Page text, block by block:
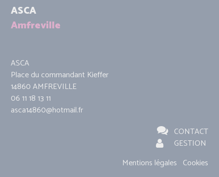
ASCA
Amfreville
ASCA
Place du commandant Kieffer
14860 AMFREVILLE
06 11 18 13 11
asca14860@hotmail.fr
CONTACT
GESTION
Mentions légales Cookies